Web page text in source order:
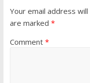
Your email address
are marked *
Comment *